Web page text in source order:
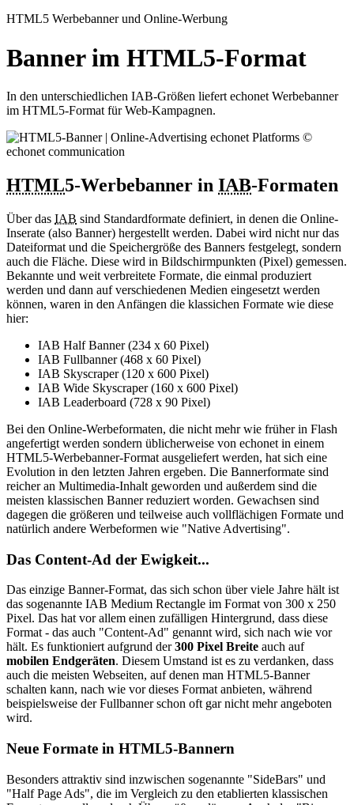
HTML5 Werbebanner und Online-Werbung
Banner im HTML5-Format
In den unterschiedlichen IAB-Größen liefert echonet Werbebanner
im HTML5-Format für Web-Kampagnen.
HTML5-Werbebanner in IAB-Formaten
Über das IAB sind Standardformate definiert, in denen die Online-
Inserate (also Banner) hergestellt werden. Dabei wird nicht nur das
Dateiformat und die Speichergröße des Banners festgelegt, sondern
auch die Fläche. Diese wird in Bildschirmpunkten (Pixel) gemessen.
Bekannte und weit verbreitete Formate, die einmal produziert
werden und dann auf verschiedenen Medien eingesetzt werden
können, waren in den Anfängen die klassichen Formate wie diese
hier:
IAB Half Banner (234 x 60 Pixel)
IAB Fullbanner (468 x 60 Pixel)
IAB Skyscraper (120 x 600 Pixel)
IAB Wide Skyscraper (160 x 600 Pixel)
IAB Leaderboard (728 x 90 Pixel)
Bei den Online-Werbeformaten, die nicht mehr wie früher in Flash
angefertigt werden sondern üblicherweise von echonet in einem
HTML5-Werbebanner-Format ausgeliefert werden, hat sich eine
Evolution in den letzten Jahren ergeben. Die Bannerformate sind
reicher an Multimedia-Inhalt geworden und außerdem sind die
meisten klassischen Banner reduziert worden. Gewachsen sind
dagegen die größeren und teilweise auch vollflächigen Formate und
natürlich andere Werbeformen wie "Native Advertising".
Das Content-Ad der Ewigkeit...
Das einzige Banner-Format, das sich schon über viele Jahre hält ist
das sogenannte IAB Medium Rectangle im Format von 300 x 250
Pixel. Das hat vor allem einen zufälligen Hintergrund, dass diese
Format - das auch "Content-Ad" genannt wird, sich nach wie vor
hält. Es funktioniert aufgrund der300 Pixel Breite auch auf
mobilen Endgeräten. Diesem Umstand ist es zu verdanken, dass
auch die meisten Webseiten, auf denen man HTML5-Banner
schalten kann, nach wie vor dieses Format anbieten, während
beispielsweise der Fullbanner schon oft gar nicht mehr angeboten
wird.
Neue Formate in HTML5-Bannern
Besonders attraktiv sind inzwischen sogenannte "SideBars" und
"Half Page Ads", die im Vergleich zu den etablierten klassischen